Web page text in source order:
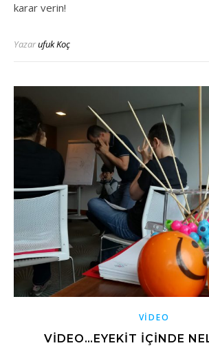
karar verin!
Yazarufuk Koç
VIDEO
VİDEO…EYEKIT IÇINDE